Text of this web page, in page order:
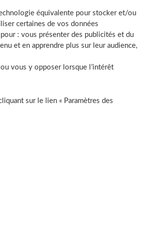
Le
équivalente pour stocker et/ou
certaines de vos données
: vous présenter des publicités et du
et en apprendre plus sur leur audience,
vous y opposer lorsque l’intérêt
sur le lien « Paramètres des